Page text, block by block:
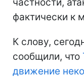
фактически к
К слову,
сообщили, что
движение